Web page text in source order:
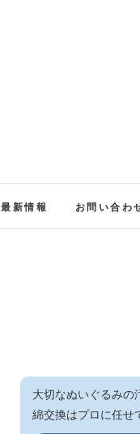
最新情報 お問い合わ
大切なぬいぐるみの
綿交換はプロに任せ